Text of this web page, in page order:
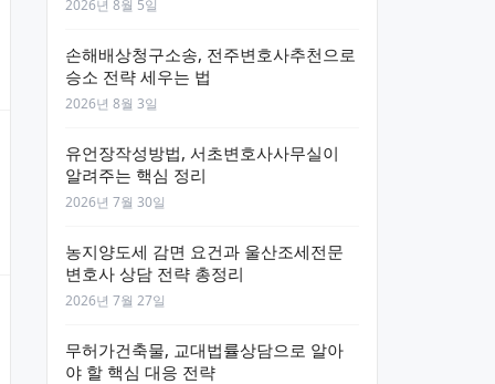
2026년 8월 5일
손해배상청구소송, 전주변호사추천으로
승소 전략 세우는 법
2026년 8월 3일
유언장작성방법, 서초변호사사무실이
알려주는 핵심 정리
2026년 7월 30일
농지양도세 감면 요건과 울산조세전문
변호사 상담 전략 총정리
2026년 7월 27일
무허가건축물, 교대법률상담으로 알아
야 할 핵심 대응 전략